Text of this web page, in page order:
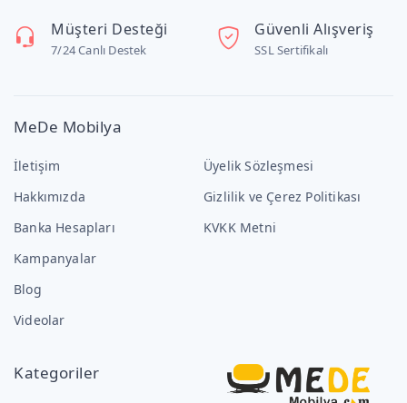
Müşteri Desteği
7/24 Canlı Destek
Güvenli Alışveriş
SSL Sertifikalı
MeDe Mobilya
İletişim
Hakkımızda
Banka Hesapları
Kampanyalar
Blog
Videolar
Üyelik Sözleşmesi
Gizlilik ve Çerez Politikası
KVKK Metni
Kategoriler